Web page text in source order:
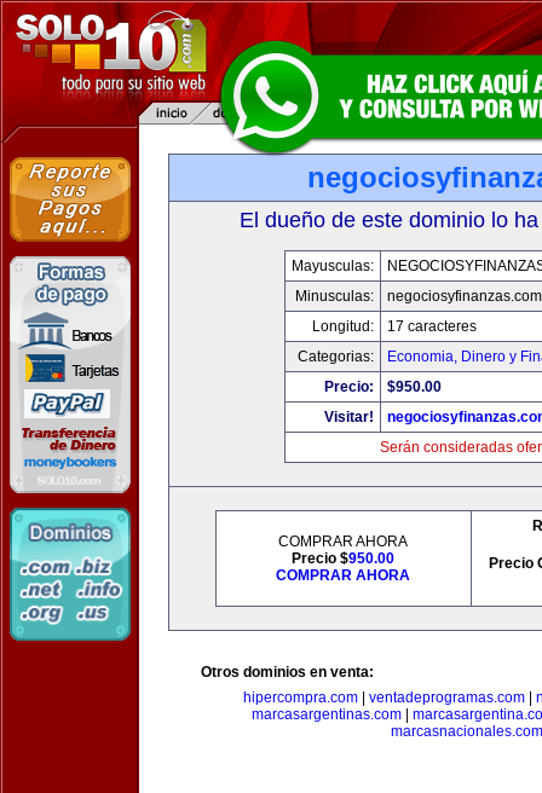
El dueño de este dominio lo
Mayusculas:
Minusculas:
negociosyfinanzas.com
Longitud:
17 caracteres
Categorias:
Economia, Dinero y
Precio:
$950.00
Visitar!
Serán consideradas
COMPRAR AHORA
Precio $950.00
COMPRAR AHORA
Precio
Otros dominios en venta:
hipercompra.com
ventadeprogramas.com
marcasargentinas.com
marcasnacionales.com